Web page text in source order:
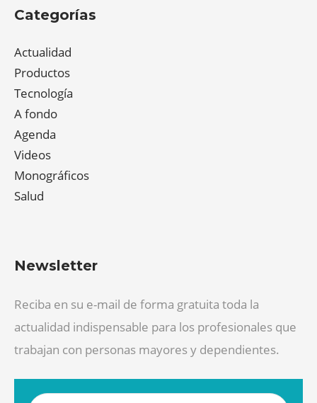
Categorías
Actualidad
Productos
Tecnología
A fondo
Agenda
Videos
Monográficos
Salud
Newsletter
Reciba en su e-mail de forma gratuita toda la
actualidad indispensable para los profesionales que
trabajan con personas mayores y dependientes.